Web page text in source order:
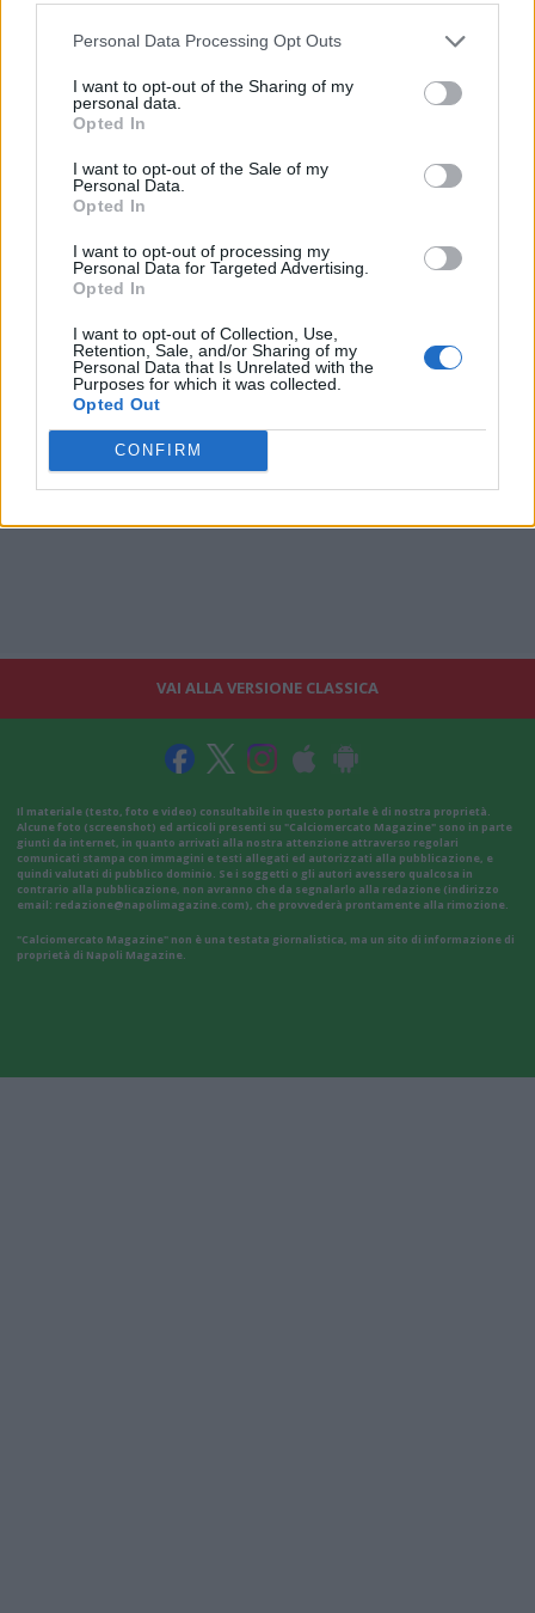
Personal Data Processing Opt Outs
I want to opt-out of the Sharing of my
personal data.
Opted In
I want to opt-out of the Sale of my
Personal Data.
Opted In
I want to opt-out of processing my
Personal Data for Targeted Advertising.
Opted In
I want to opt-out of Collection, Use,
Retention, Sale, and/or Sharing of my
Personal Data that Is Unrelated with the
Purposes for which it was collected.
Opted Out
CONFIRM
VAI ALLA VERSIONE CLASSICA
Il materiale (testo, foto e video) consultabile in questo portale è di nostra proprietà.
Alcune foto (screenshot) ed articoli presenti su "Calciomercato Magazine" sono in parte
giunti da internet, in quanto arrivati alla nostra attenzione attraverso regolari
comunicati stampa con immagini e testi allegati ed autorizzati alla pubblicazione, e
quindi valutati di pubblico dominio. Se i soggetti o gli autori avessero qualcosa in
contrario alla pubblicazione, non avranno che da segnalarlo alla redazione (indirizzo
email: redazione@napolimagazine.com), che provvederà prontamente alla rimozione.
"Calciomercato Magazine" non è una testata giornalistica, ma un sito di informazione di
proprietà di Napoli Magazine.